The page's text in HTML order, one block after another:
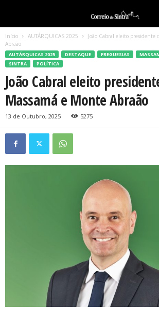
Início AUTÁRQUICAS 2025
João Cabral eleito presidente
Abraão
AUTÁRQUICAS 2025 DESTAQUE FREGUESIAS
SINTRA
POLÍTICA
João Cabral eleito
Massamá e Monte Abraão
13 de Outubro, 2025 5275